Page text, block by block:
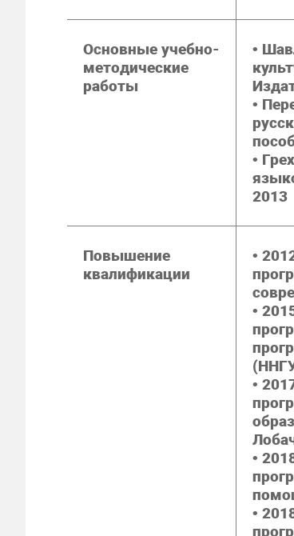
Основные учебно-
методические
работы
•
•
•
2013
Повышение
квалификации
•
•
•
•
•